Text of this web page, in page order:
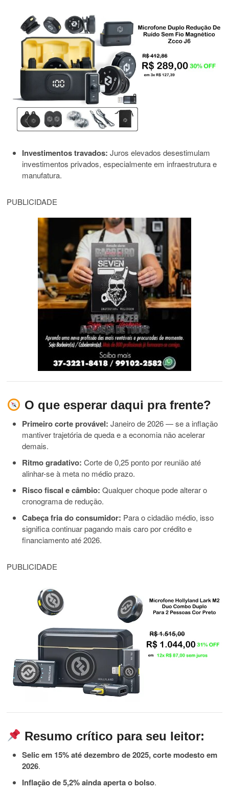
Investimentos travados: Juros elevados desestimulam
investimentos privados, especialmente em infraestrutura e
manufatura.
PUBLICIDADE
O que esperar daqui pra frente?
Primeiro corte provável: Janeiro de 2026 — se a inflação
mantiver trajetória de queda e a economia não acelerar
demais.
Ritmo gradativo: Corte de 0,25 ponto por reunião até
alinhar-se à meta no médio prazo.
Risco fiscal e câmbio: Qualquer choque pode alterar o
cronograma de redução.
Cabeça fria do consumidor: Para o cidadão médio, isso
significa continuar pagando mais caro por crédito e
financiamento até 2026.
PUBLICIDADE
Resumo crítico para seu leitor:
Selic em 15% até dezembro de 2025, corte modesto em
2026.
Inflação de 5,2% ainda aperta o bolso.